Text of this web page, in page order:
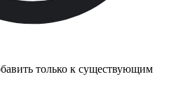
только к существующим